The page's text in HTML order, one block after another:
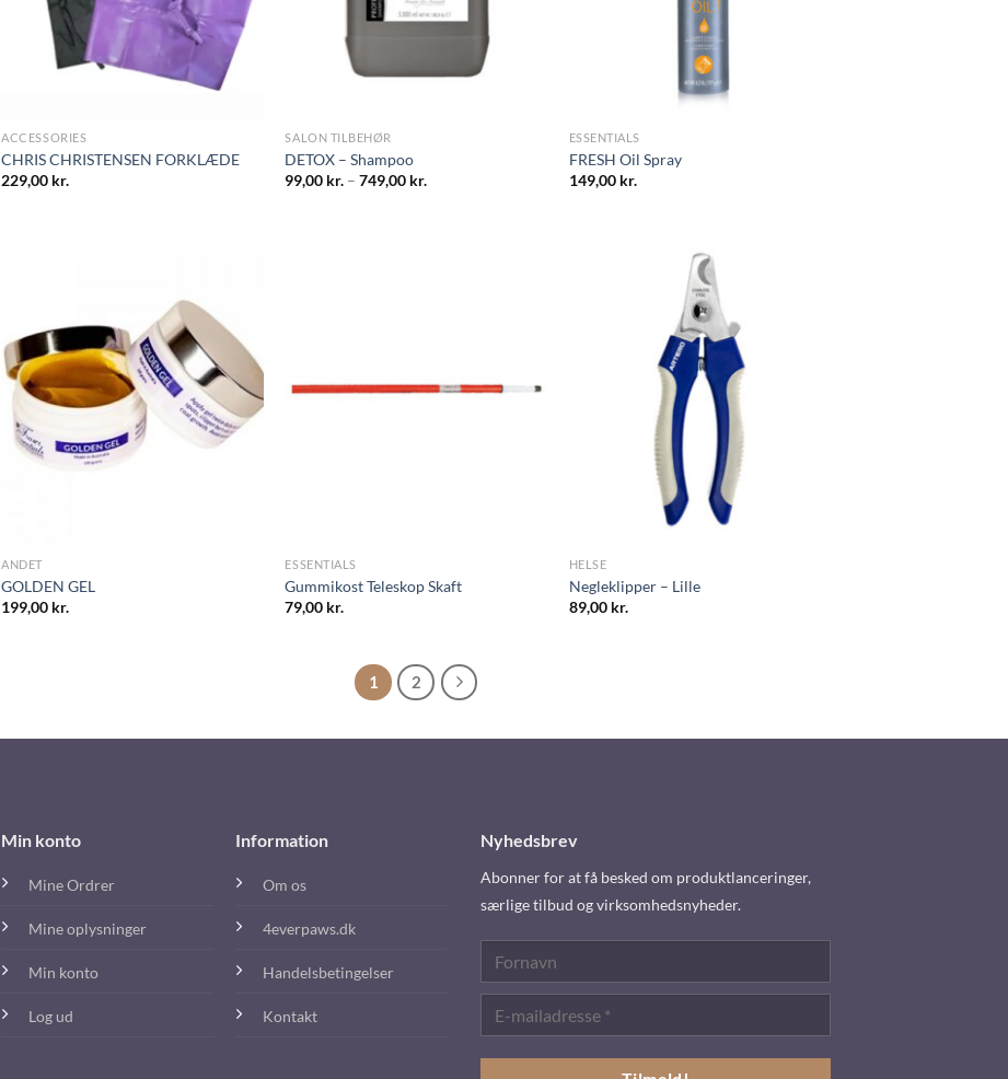
ACCESSORIES
CHRIS CHRISTENSEN FORKLÆDE
229,00 kr.
SALON TILBEHØR
DETOX – Shampoo
99,00 kr. –749,00 kr.
ESSENTIALS
FRESH Oil Spray
149,00 kr.
ANDET
GOLDEN GEL
199,00 kr.
ESSENTIALS
Gummikost Teleskop Skaft
79,00 kr.
HELSE
Negleklipper – Lille
89,00 kr.
1 2
Min konto
Mine Ordrer
Mine oplysninger
Min konto
Log ud
Information
Om os
4everpaws.dk
Handelsbetingelser
Kontakt
Nyhedsbrev
Abonner for at få besked om produktlanceringer,
særlige tilbud og virksomhedsnyheder.